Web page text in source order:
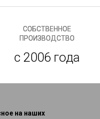
СОБСТВЕННОЕ
ПРОИЗВОДСТВО
с 2006 года
на наших